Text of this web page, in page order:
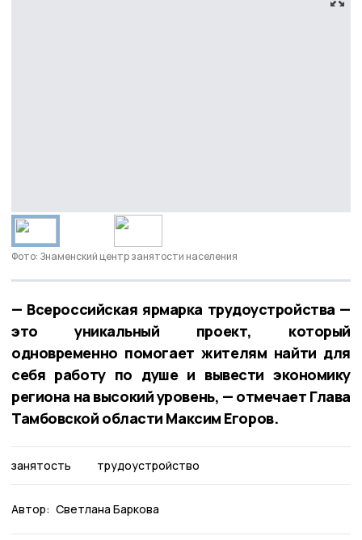
Фото: Знаменский центр занятости населения
— Всероссийская ярмарка трудоустройства —
это уникальный проект, который
одновременно помогает жителям найти для
себя работу по душе и вывести экономику
региона на высокий уровень, — отмечает Глава
Тамбовской области Максим Егоров.
занятость трудоустройство
Автор: Светлана Баркова